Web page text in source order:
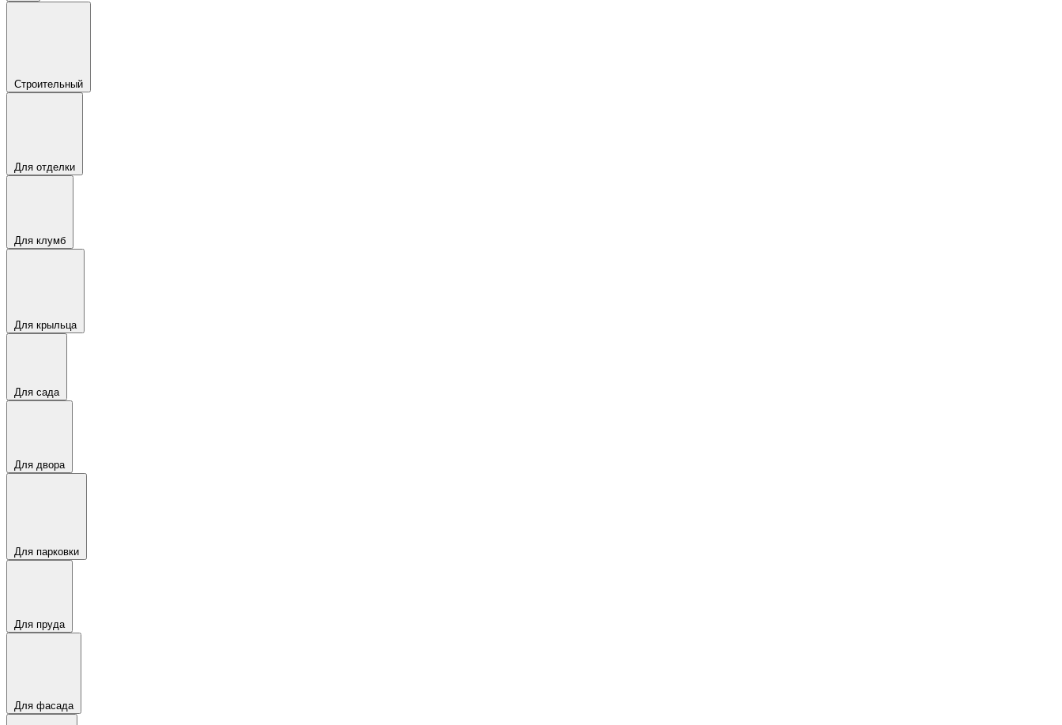
Строительный
Для отделки
Для клумб
Для крыльца
Для сада
Для двора
Для парковки
Для пруда
Для фасада